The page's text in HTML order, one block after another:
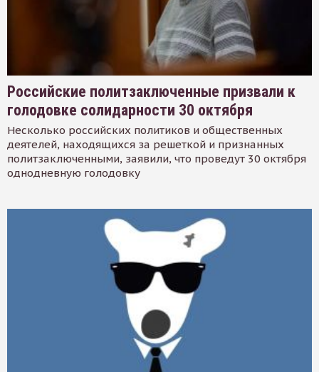
Российские политзаключенные призвали к
голодовке солидарности 30 октября
Несколько российских политиков и общественных
деятелей, находящихся за решеткой и признанных
политзаключенными, заявили, что проведут 30 октября
однодневную голодовку